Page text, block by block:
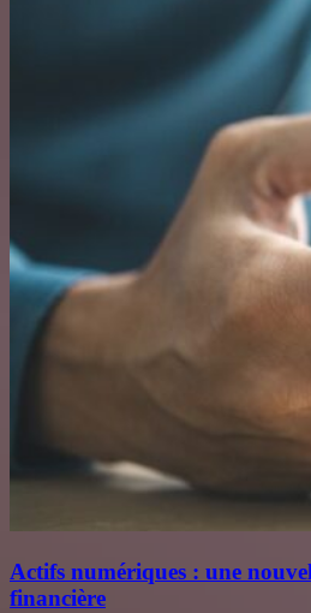
Actifs numériques : une
financière